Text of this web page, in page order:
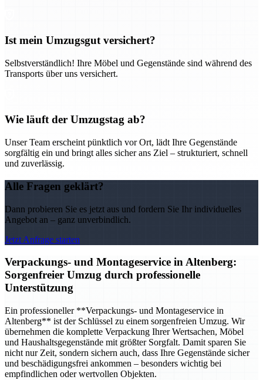
Ist mein Umzugsgut versichert?
Selbstverständlich! Ihre Möbel und Gegenstände sind während des
Transports über uns versichert.
Wie läuft der Umzugstag ab?
Unser Team erscheint pünktlich vor Ort, lädt Ihre Gegenstände
sorgfältig ein und bringt alles sicher ans Ziel – strukturiert, schnell
und zuverlässig.
Alle Fragen geklärt?
Dann probieren Sie es jetzt aus und fordern Sie Ihr individuelles
Angebot an – ganz unverbindlich.
Jetzt Anfrage starten
Verpackungs- und Montageservice in Altenberg:
Sorgenfreier Umzug durch professionelle
Unterstützung
Ein professioneller **Verpackungs- und Montageservice in
Altenberg** ist der Schlüssel zu einem sorgenfreien Umzug. Wir
übernehmen die komplette Verpackung Ihrer Wertsachen, Möbel
und Haushaltsgegenstände mit größter Sorgfalt. Damit sparen Sie
nicht nur Zeit, sondern sichern auch, dass Ihre Gegenstände sicher
und beschädigungsfrei ankommen – besonders wichtig bei
empfindlichen oder wertvollen Objekten.